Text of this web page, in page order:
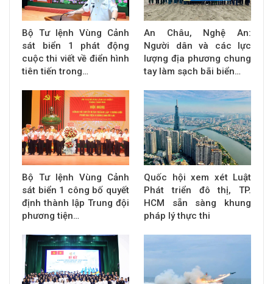
Bộ Tư lệnh Vùng Cảnh
sát biển 1 phát động
cuộc thi viết về điển hình
tiên tiến trong…
An Châu, Nghệ An:
Người dân và các lực
lượng địa phương chung
tay làm sạch bãi biển…
Bộ Tư lệnh Vùng Cảnh
sát biển 1 công bố quyết
định thành lập Trung đội
phương tiện…
Quốc hội xem xét Luật
Phát triển đô thị, TP.
HCM sẵn sàng khung
pháp lý thực thi